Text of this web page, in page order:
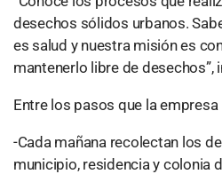
desechos sólidos urbanos.
es salud y nuestra misión es
mantenerlo libre de desechos”,
Entre los pasos que la
-Cada mañana recolectan los
municipio, residencia y colonia